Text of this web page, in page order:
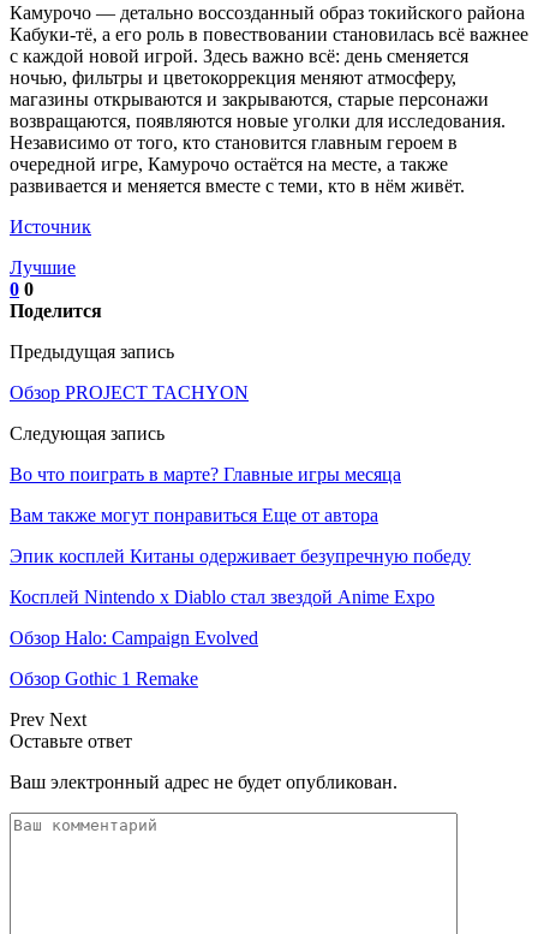
Камурочо — детально воссозданный образ токийского района
Кабуки-тё, а его роль в повествовании становилась всё важнее
с каждой новой игрой. Здесь важно всё: день сменяется
ночью, фильтры и цветокоррекция меняют атмосферу,
магазины открываются и закрываются, старые персонажи
возвращаются, появляются новые уголки для исследования.
Независимо от того, кто становится главным героем в
очередной игре, Камурочо остаётся на месте, а также
развивается и меняется вместе с теми, кто в нём живёт.
Источник
Лучшие
0 0
Поделится
Предыдущая запись
Обзор PROJECT TACHYON
Следующая запись
Во что поиграть в марте? Главные игры месяца
Вам также могут понравиться Еще от автора
Эпик косплей Китаны одерживает безупречную победу
Косплей Nintendo x Diablo стал звездой Anime Expo
Обзор Halo: Campaign Evolved
Обзор Gothic 1 Remake
Prev Next
Оставьте ответ
Ваш электронный адрес не будет опубликован.